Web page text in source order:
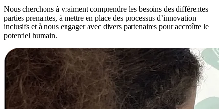
Nous cherchons à vraiment comprendre les besoins des différentes
parties prenantes, à mettre en place des processus d’innovation
inclusifs et à nous engager avec divers partenaires pour accroître le
potentiel humain.